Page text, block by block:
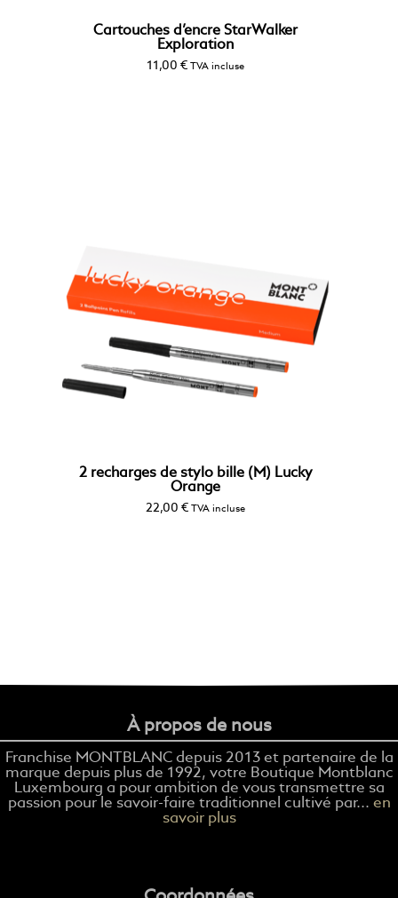
Cartouches d’encre StarWalker
Exploration
11,00 € TVA incluse
2 recharges de stylo bille (M) Lucky
Orange
22,00 € TVA incluse
À propos de nous
Franchise MONTBLANC depuis 2013 et partenaire de la
marque depuis plus de 1992, votre Boutique Montblanc
Luxembourg a pour ambition de vous transmettre sa
passion pour le savoir-faire traditionnel cultivé par... en
savoir plus